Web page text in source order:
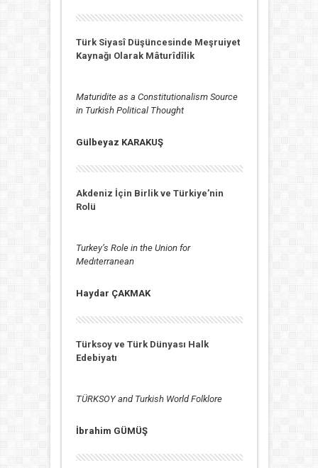
Türk Siyasî Düşüncesinde Meşruiyet
Kaynağı Olarak Mâturîdîlik
Maturidite as a Constitutionalism Source
in Turkish Political Thought
Gülbeyaz KARAKUŞ
Akdeniz İçin Birlik ve Türkiye’nin
Rolü
Turkey’s Role in the Union for
Medıterranean
Haydar ÇAKMAK
Türksoy ve Türk Dünyası Halk
Edebiyatı
TÜRKSOY and Turkish World Folklore
İbrahim GÜMÜŞ